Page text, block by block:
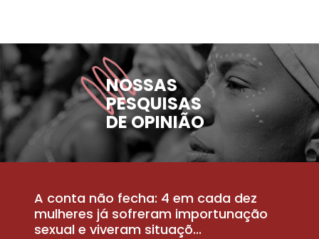
NOSSAS
PESQUISAS
DE OPINIÃO
A conta não fecha: 4 em cada dez
mulheres já sofreram importunação
sexual e viveram situaçõ...